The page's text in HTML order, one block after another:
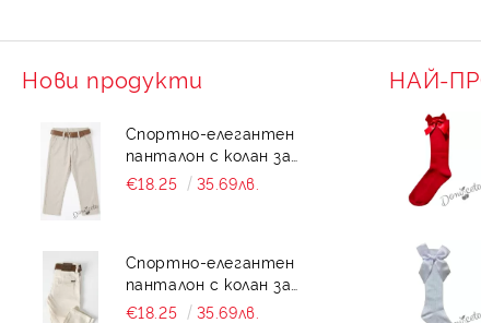
Нови продукти
Спортно-елегантен
панталон с колан за
момче със скрит джоб в
€18.25 35.69лв.
Спортно-елегантен
панталон с колан за
момче със скрит джоб в
€18.25 35.69лв.
НАЙ-